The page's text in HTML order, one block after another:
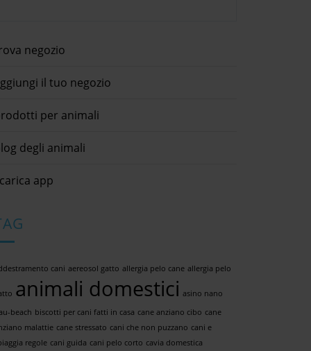
negozio
il tuo negozio
per animali
degli animali
app
cani aereosol gatto allergia pelo cane allergia pelo
animali domestici asino nano
beach biscotti per cani fatti in casa cane anziano cibo cane
malattie cane stressato cani che non puzzano cani e
regole cani guida cani pelo corto cavia domestica